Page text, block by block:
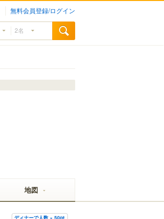
無料会員登録/ログイン
地図
ディナーで人数 × 50pt